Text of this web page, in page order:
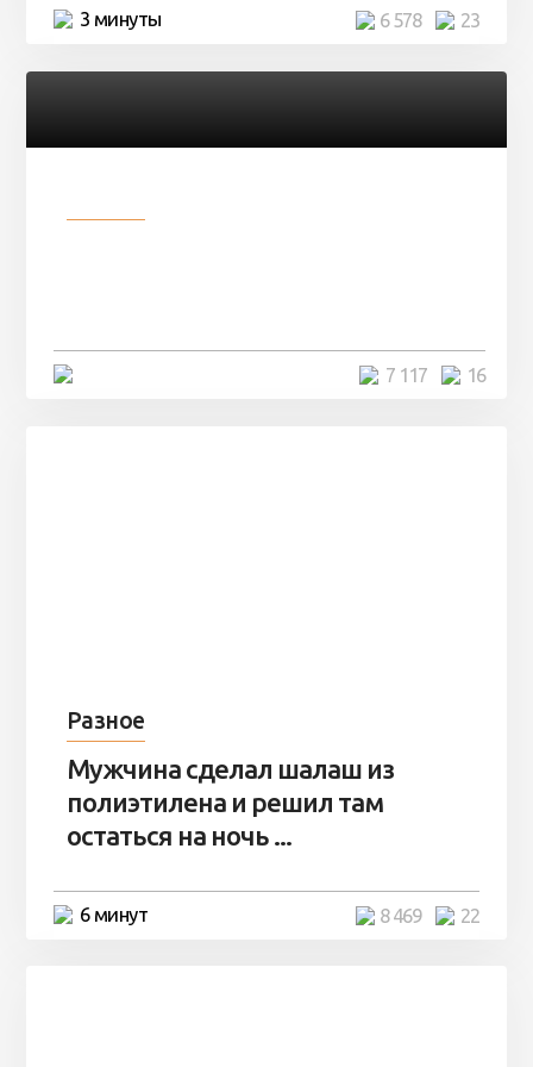
3 минуты 23
6 578
16
7 117
Разное
Мужчина сделал шалаш из
полиэтилена и решил там
остаться на ночь ...
6 минут 22
8 469